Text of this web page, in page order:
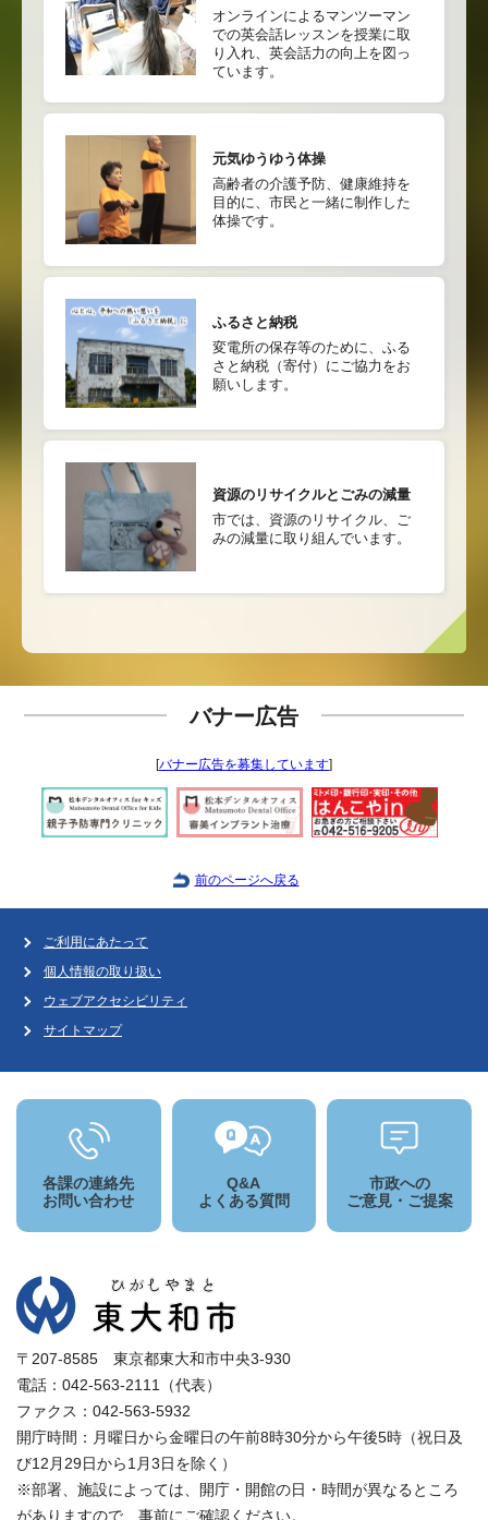
オンラインによるマンツーマン
での英会話レッスンを授業に取
り入れ、英会話力の向上を図っ
ています。
元気ゆうゆう体操
高齢者の介護予防、健康維持を
目的に、市民と一緒に制作した
体操です。
ふるさと納税
変電所の保存等のために、ふる
さと納税（寄付）にご協力をお
願いします。
資源のリサイクルとごみの減量
市では、資源のリサイクル、ご
みの減量に取り組んでいます。
バナー広告
[バナー広告を募集しています]
前のページへ戻る
ご利用にあたって
個人情報の取り扱い
ウェブアクセシビリティ
サイトマップ
各課の連絡先
お問い合わせ
Q&A
よくある質問
市政への
ご意見・ご提案
〒207-8585 東京都東大和市中央3-930
電話：042-563-2111（代表）
ファクス：042-563-5932
開庁時間：月曜日から金曜日の午前8時30分から午後5時（祝日及
び12月29日から1月3日を除く）
※部署、施設によっては、開庁・開館の日・時間が異なるところ
がありますので、事前にご確認ください。